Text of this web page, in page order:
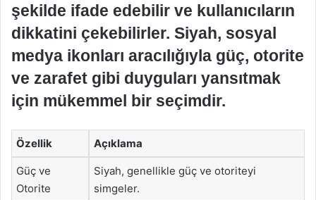
şekilde ifade edebilir ve kullanıcıların
dikkatini çekebilirler. Siyah, sosyal
medya ikonları aracılığıyla güç, otorite
ve zarafet gibi duyguları yansıtmak
için mükemmel bir seçimdir.
Özellik Açıklama
Güç ve
Otorite
Siyah, genellikle güç ve otoriteyi
simgeler.